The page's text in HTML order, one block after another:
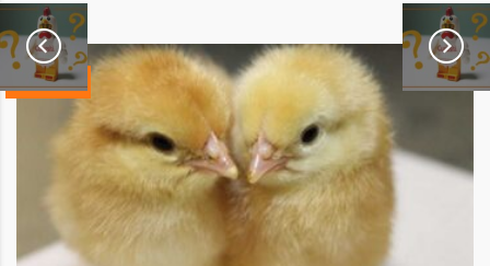
NO FAKE